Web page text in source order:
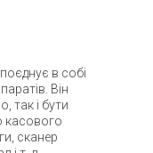
в собі
Він
так і бути
касового
сканер